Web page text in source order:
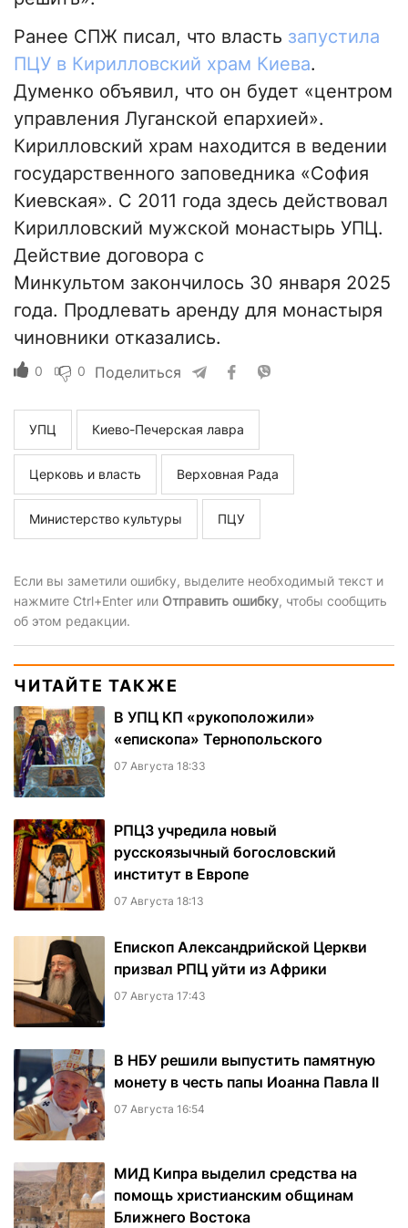
Ранее СПЖ писал, что власть запустила
ПЦУ в Кирилловский храм Киева.
Думенко объявил, что он будет «центром
управления Луганской епархией».
Кирилловский храм находится в ведении
государственного заповедника «София
Киевская». С 2011 года здесь действовал
Кирилловский мужской монастырь УПЦ.
Действие договора с
Минкультом закончилось 30 января 2025
года. Продлевать аренду для монастыря
чиновники отказались.
0 0 Поделиться
УПЦ Киево-Печерская лавра
Церковь и власть Верховная Рада
Министерство культуры ПЦУ
Если вы заметили ошибку, выделите необходимый текст и
нажмите Ctrl+Enter или Отправить ошибку, чтобы сообщить
об этом редакции.
ЧИТАЙТЕ ТАКЖЕ
В УПЦ КП «рукоположили»
«епископа» Тернопольского
07 Августа 18:33
РПЦЗ учредила новый
русскоязычный богословский
институт в Европе
07 Августа 18:13
Епископ Александрийской Церкви
призвал РПЦ уйти из Африки
07 Августа 17:43
В НБУ решили выпустить памятную
монету в честь папы Иоанна Павла II
07 Августа 16:54
МИД Кипра выделил средства на
помощь христианским общинам
Ближнего Востока